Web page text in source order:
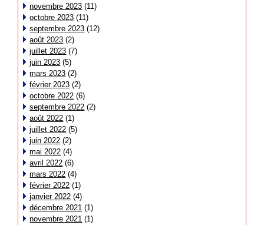
novembre 2023 (11)
octobre 2023 (11)
septembre 2023 (12)
août 2023 (2)
juillet 2023 (7)
juin 2023 (5)
mars 2023 (2)
février 2023 (2)
octobre 2022 (6)
septembre 2022 (2)
août 2022 (1)
juillet 2022 (5)
juin 2022 (2)
mai 2022 (4)
avril 2022 (6)
mars 2022 (4)
février 2022 (1)
janvier 2022 (4)
décembre 2021 (1)
novembre 2021 (1)